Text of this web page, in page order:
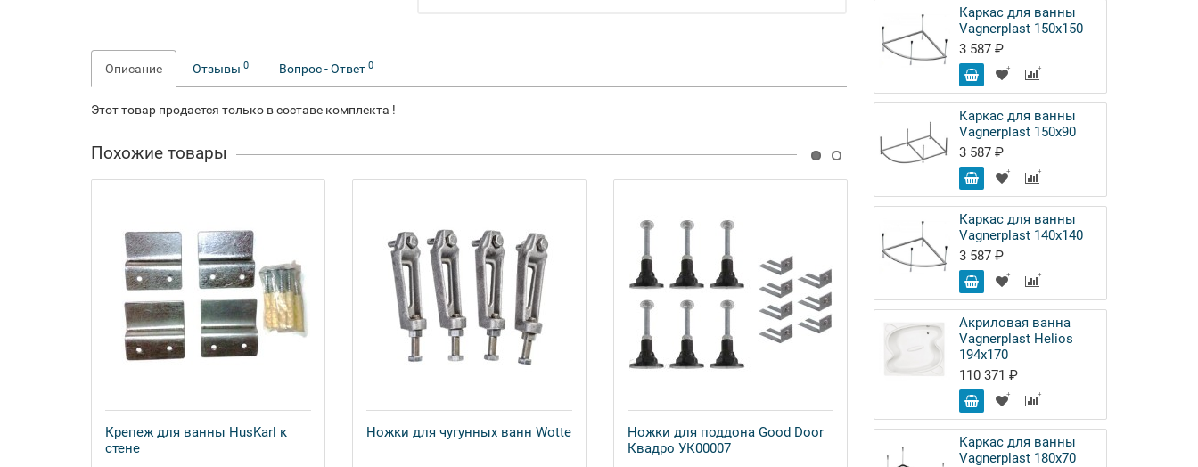
Описание Отзывы 0 Вопрос - Ответ 0
Этот товар продается только в составе комплекта !
Похожие товары
Крепеж для ванны HusKarl к
стене
Ножки для чугунных ванн Wotte
Ножки для поддона Good Door
Квадро УК00007
Ножки для поддона Good Door
Эклипс УК00009
Каркас для ванны
Vagnerplast 150х150
3 587 ₽
Каркас для ванны
Vagnerplast 150х90
3 587 ₽
Каркас для ванны
Vagnerplast 140х140
3 587 ₽
Акриловая ванна
Vagnerplast Helios
194x170
110 371 ₽
Каркас для ванны
Vagnerplast 180х70